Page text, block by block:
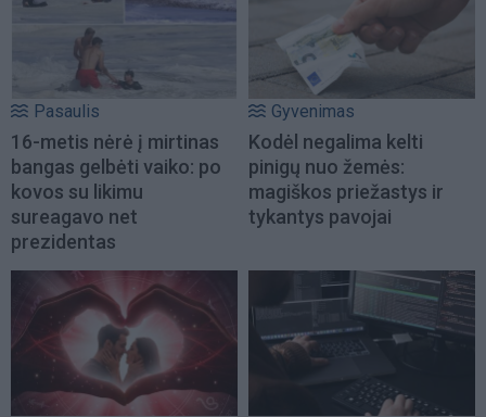
Pasaulis
16-metis nėrė į mirtinas
bangas gelbėti vaiko: po
kovos su likimu
sureagavo net
prezidentas
Gyvenimas
Kodėl negalima kelti
pinigų nuo žemės:
magiškos priežastys ir
tykantys pavojai